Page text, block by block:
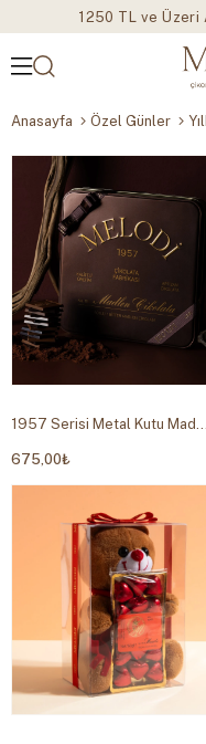
1250 TL ve Üzeri
Anasayfa Özel Günler
1957 Serisi Metal Kutu Madlen 384g
675,00₺